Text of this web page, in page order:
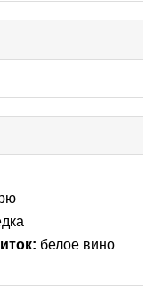
белое вино